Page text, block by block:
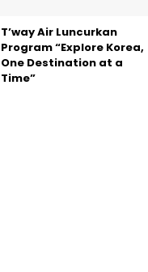
T’way Air Luncurkan
Program “Explore Korea,
One Destination at a
Time”